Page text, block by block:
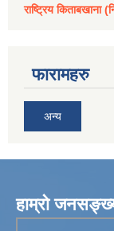
राष्ट्रिय किताबखाना
फारामहरु
अन्य
हाम्रो